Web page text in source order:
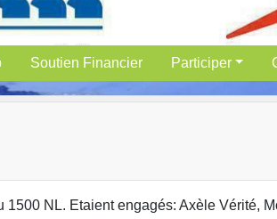
Soutien Financier Participer
NL. Etaient engagés: Axèle Vérité,